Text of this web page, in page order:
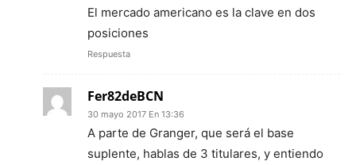
El mercado americano es la clave en dos
posiciones
Respuesta
Fer82deBCN
30 mayo 2017 En 13:36
A parte de Granger, que será el base
suplente, hablas de 3 titulares, y entiendo